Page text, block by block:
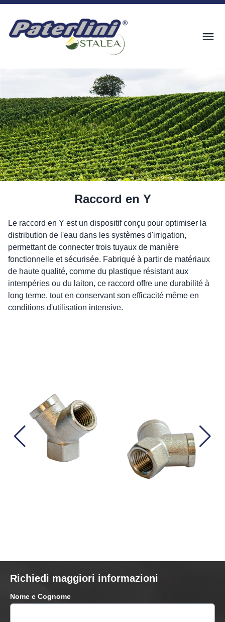
Raccord en Y
Le raccord en Y est un dispositif conçu pour optimiser la
distribution de l'eau dans les systèmes d'irrigation,
permettant de connecter trois tuyaux de manière
fonctionnelle et sécurisée. Fabriqué à partir de matériaux
de haute qualité, comme du plastique résistant aux
intempéries ou du laiton, ce raccord offre une durabilité à
long terme, tout en conservant son efficacité même en
conditions d'utilisation intensive.
Richiedi maggiori informazioni
Nome e Cognome